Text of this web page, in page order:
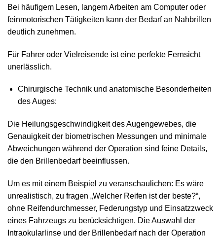
Bei häufigem Lesen, langem Arbeiten am Computer oder
feinmotorischen Tätigkeiten kann der Bedarf an Nahbrillen
deutlich zunehmen.
Für Fahrer oder Vielreisende ist eine perfekte Fernsicht
unerlässlich.
Chirurgische Technik und anatomische Besonderheiten
des Auges:
Die Heilungsgeschwindigkeit des Augen­gewebes, die
Genauigkeit der biometrischen Messungen und minimale
Abweichungen während der Operation sind feine Details,
die den Brillenbedarf beeinflussen.
Um es mit einem Beispiel zu veranschaulichen: Es wäre
unrealistisch, zu fragen „Welcher Reifen ist der beste?“,
ohne Reifendurchmesser, Federungstyp und Einsatzzweck
eines Fahrzeugs zu berücksichtigen. Die Auswahl der
Intraokularlinse und der Brillenbedarf nach der Operation